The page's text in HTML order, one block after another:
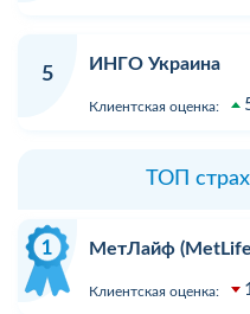
5
ИНГО Украина
Клиентская оценка:
ТОП
МетЛайф
Клиентская оценка: